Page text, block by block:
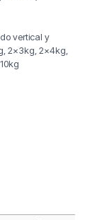
vertical y
2x3kg, 2x4kg,